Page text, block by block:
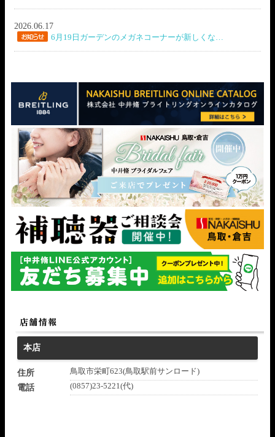
2026.06.17
6月19日ガーデンのメガネコーナーが新しくな…
本店
住所
鳥取市栄町623(鳥取駅前サンロード)
電話
(0857)23-5221(代)